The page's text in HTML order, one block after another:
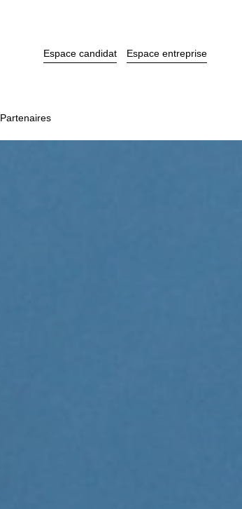
Espace candidat Espace entreprise
Partenaires